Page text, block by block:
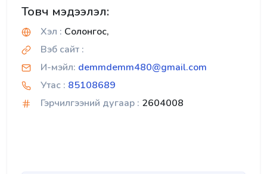
Товч мэдээлэл:
Хэл : Солонгос,
Вэб сайт :
И-мэйл: demmdemm480@gmail.com
Утас : 85108689
Гэрчилгээний дугаар : 2604008